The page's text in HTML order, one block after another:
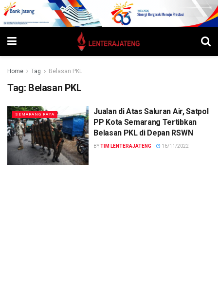
Home Tag Belasan PKL
Tag: Belasan PKL
SEMARANG RAYA
Jualan di Atas Saluran Air, Satpol
PP Kota Semarang Tertibkan
Belasan PKL di Depan RSWN
BYTIM LENTERAJATENG 16/11/2022